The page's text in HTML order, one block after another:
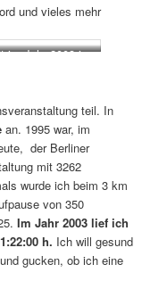
und vieles mehr
im Jahr 2003 in
teil. In
an. 1995 war, im
der Berliner
mit 3262
wurde ich beim 3 km
von 350
Im Jahr 2003 lief ich
h. Ich will gesund
gucken, ob ich eine